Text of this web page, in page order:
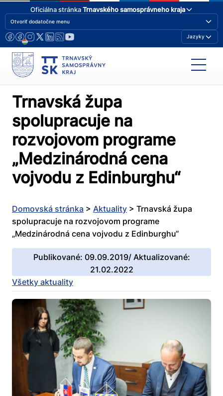
Oficiálna stránkaTrnavského samosprávneho kraja
Otvoriť dodatočne menu
Jazyky
Trnavská župa
spolupracuje na
rozvojovom programe
„Medzinárodná cena
vojvodu z Edinburghu“
Domovská stránka > Aktuality > Trnavská župa
spolupracuje na rozvojovom programe
„Medzinárodná cena vojvodu z Edinburghu“
Publikované: 09.09.2019/ Aktualizované:
21.02.2022
Všetky aktuality